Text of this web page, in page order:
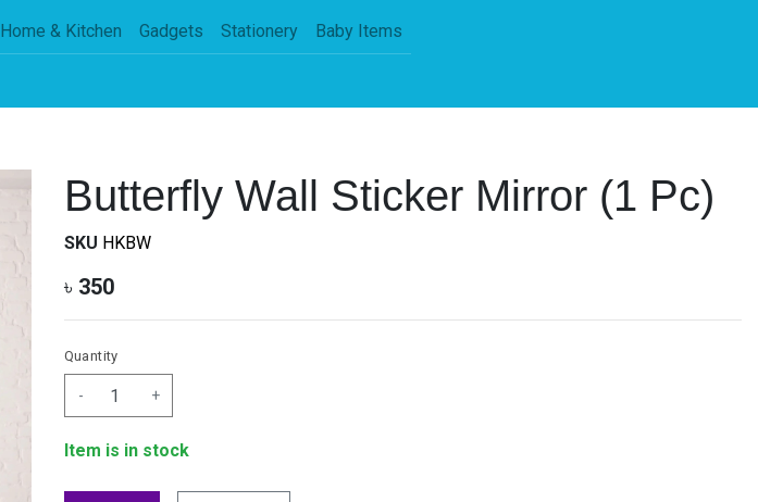
Home & Kitchen Gadgets Stationery Baby Items
Butterfly Wall Sticker Mirror (1 Pc)
SKU HKBW
৳ 350
Quantity
- +
Item is in stock